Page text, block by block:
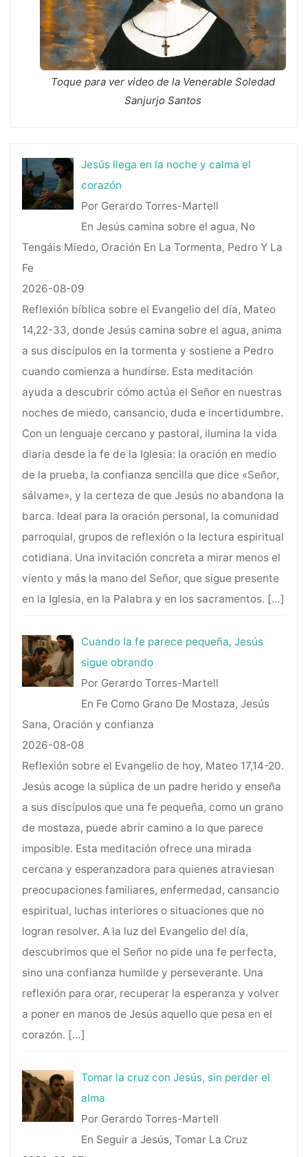
Toque para ver video de la Venerable Soledad
Sanjurjo Santos
Jesús llega en la noche y calma el
corazón
Por Gerardo Torres-Martell
En Jesús camina sobre el agua, No
Tengáis Miedo, Oración En La Tormenta, Pedro Y La
Fe
2026-08-09
Reflexión bíblica sobre el Evangelio del día, Mateo
14,22-33, donde Jesús camina sobre el agua, anima
a sus discípulos en la tormenta y sostiene a Pedro
cuando comienza a hundirse. Esta meditación
ayuda a descubrir cómo actúa el Señor en nuestras
noches de miedo, cansancio, duda e incertidumbre.
Con un lenguaje cercano y pastoral, ilumina la vida
diaria desde la fe de la Iglesia: la oración en medio
de la prueba, la confianza sencilla que dice «Señor,
sálvame», y la certeza de que Jesús no abandona la
barca. Ideal para la oración personal, la comunidad
parroquial, grupos de reflexión o la lectura espiritual
cotidiana. Una invitación concreta a mirar menos el
viento y más la mano del Señor, que sigue presente
en la Iglesia, en la Palabra y en los sacramentos. […]
Cuando la fe parece pequeña, Jesús
sigue obrando
Por Gerardo Torres-Martell
En Fe Como Grano De Mostaza, Jesús
Sana, Oración y confianza
2026-08-08
Reflexión sobre el Evangelio de hoy, Mateo 17,14-20.
Jesús acoge la súplica de un padre herido y enseña
a sus discípulos que una fe pequeña, como un grano
de mostaza, puede abrir camino a lo que parece
imposible. Esta meditación ofrece una mirada
cercana y esperanzadora para quienes atraviesan
preocupaciones familiares, enfermedad, cansancio
espiritual, luchas interiores o situaciones que no
logran resolver. A la luz del Evangelio del día,
descubrimos que el Señor no pide una fe perfecta,
sino una confianza humilde y perseverante. Una
reflexión para orar, recuperar la esperanza y volver
a poner en manos de Jesús aquello que pesa en el
corazón. […]
Tomar la cruz con Jesús, sin perder el
alma
Por Gerardo Torres-Martell
En Seguir a Jesús, Tomar La Cruz